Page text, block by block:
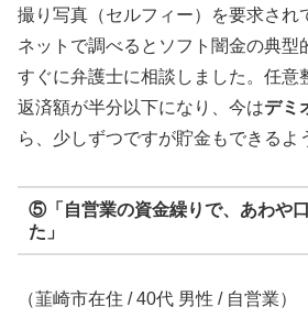
撮り写真（セルフィー）を要求され
ネットで調べるとソフト闇金の典型
すぐに弁護士に相談しました。任意
返済額が半分以下になり、今はデミ
ら、少しずつですが貯金もできるよ
⑤「自営業の資金繰りで、あわや
た」
（韮崎市在住 / 40代 男性 / 自営業）